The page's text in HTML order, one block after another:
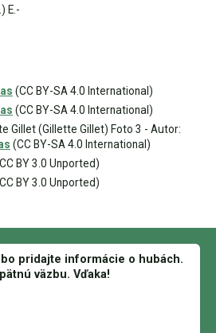
E.-
(CC BY-SA 4.0 International)
(CC BY-SA 4.0 International)
Gillet (Gillette Gillet) Foto 3 - Autor:
(CC BY-SA 4.0 International)
BY 3.0 Unported)
BY 3.0 Unported)